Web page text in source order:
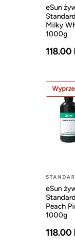
eSun
Milky
1000g
118.00
eSun
Peach
1000g
118.00